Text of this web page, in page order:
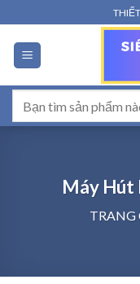
qua
nội
dung
kiếm:
Máy Hút
TRANG